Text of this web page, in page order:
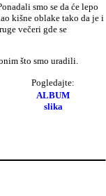
smo se da će lepo
kišne oblake tako da je i
večeri gde se
što smo uradili.
Pogledajte:
ALBUM
slika